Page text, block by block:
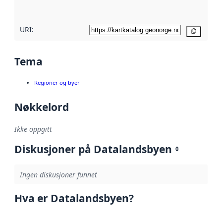
URI:
Tema
Regioner og byer
Nøkkelord
Ikke oppgitt
Diskusjoner på Datalandsbyen 0
Ingen diskusjoner funnet
Hva er Datalandsbyen?